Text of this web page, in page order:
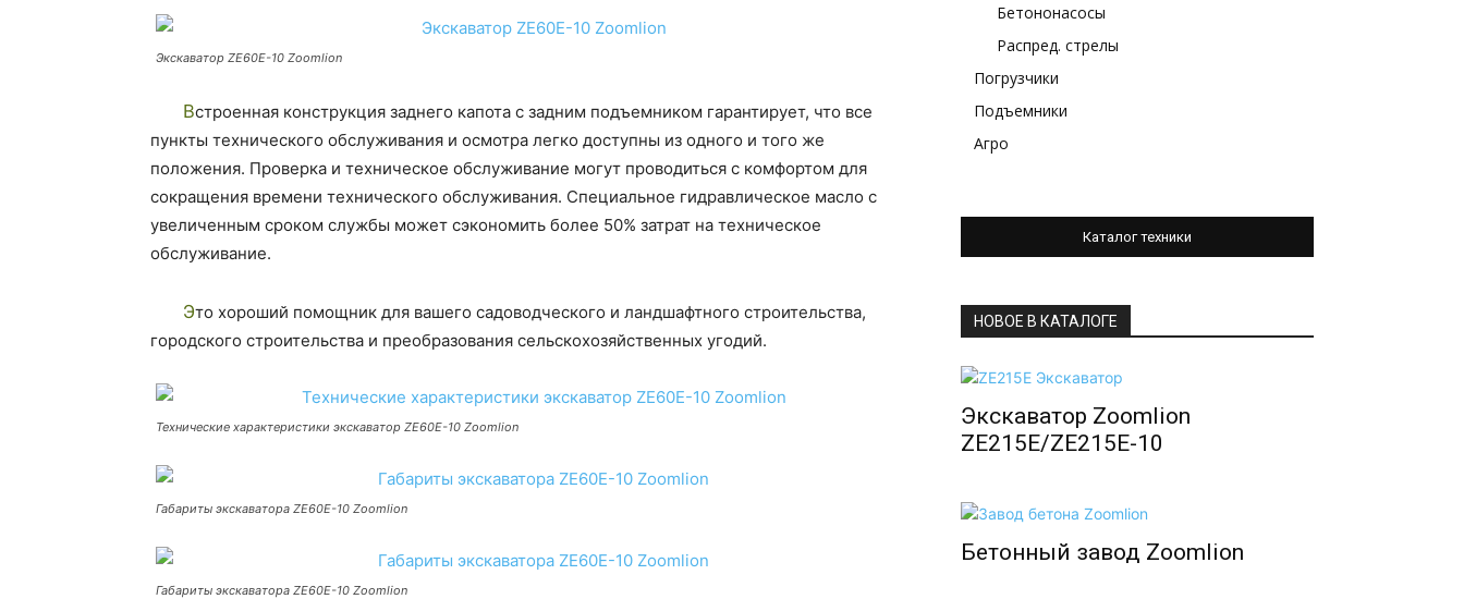
Экскаватор ZE60E-10 Zoomlion
Встроенная конструкция заднего капота с задним подъемником гарантирует, что все
пункты технического обслуживания и осмотра легко доступны из одного и того же
положения. Проверка и техническое обслуживание могут проводиться с комфортом для
сокращения времени технического обслуживания. Специальное гидравлическое масло с
увеличенным сроком службы может сэкономить более 50% затрат на техническое
обслуживание.
Это хороший помощник для вашего садоводческого и ландшафтного строительства,
городского строительства и преобразования сельскохозяйственных угодий.
Технические характеристики экскаватор ZE60E-10 Zoomlion
Габариты экскаватора ZE60E-10 Zoomlion
Габариты экскаватора ZE60E-10 Zoomlion
Бетононасосы
Распред. стрелы
Погрузчики
Подъемники
Агро
Каталог техники
НОВОЕ В КАТАЛОГЕ
Экскаватор Zoomlion
ZE215E/ZE215E-10
Бетонный завод Zoomlion